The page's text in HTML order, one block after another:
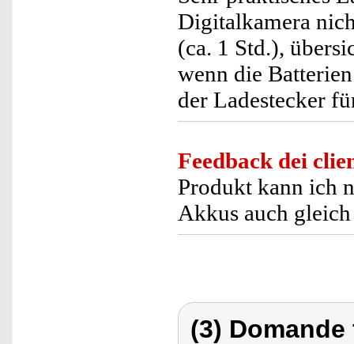
Digitalkamera
(ca. 1 Std.),
wenn die
der Ladestecker
Feedback dei
Produkt kann ich
Akkus auch
(3)